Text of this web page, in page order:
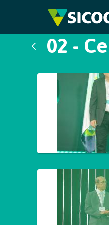
Pular para o Conteúdo
02 -
Galeria de Mídias